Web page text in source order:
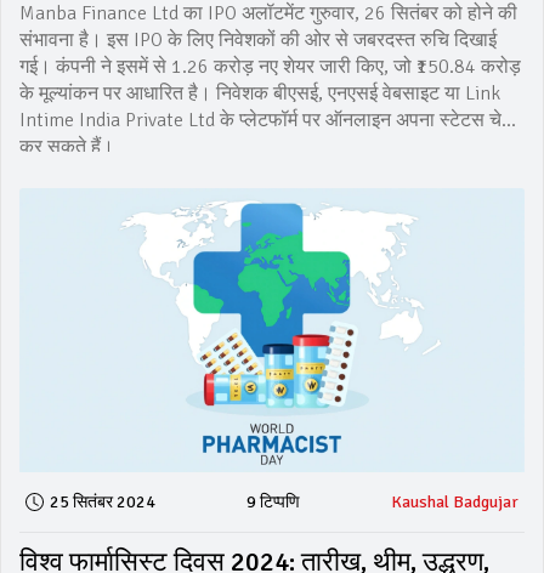
Manba Finance Ltd का IPO अलॉटमेंट गुरुवार, 26 सितंबर को होने की
संभावना है। इस IPO के लिए निवेशकों की ओर से जबरदस्त रुचि दिखाई
गई। कंपनी ने इसमें से 1.26 करोड़ नए शेयर जारी किए, जो ₹150.84 करोड़
के मूल्यांकन पर आधारित है। निवेशक बीएसई, एनएसई वेबसाइट या Link
Intime India Private Ltd के प्लेटफॉर्म पर ऑनलाइन अपना स्टेटस चेक
कर सकते हैं।
25 सितंबर 2024 9 टिप्पणि Kaushal Badgujar
विश्व फार्मासिस्ट दिवस 2024: तारीख, थीम, उद्धरण,